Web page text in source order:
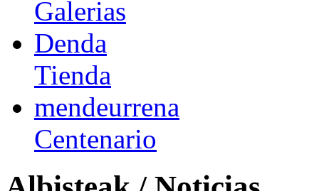
Galerias
Denda
Tienda
mendeurrena
Centenario